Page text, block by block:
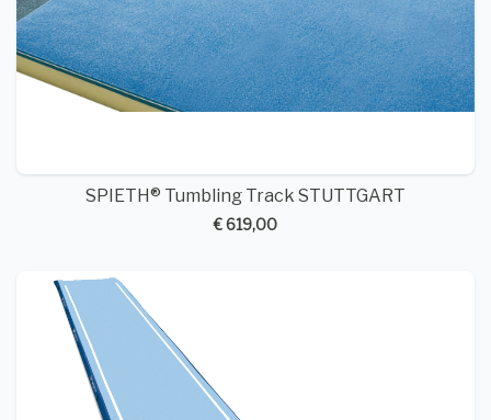
SPIETH® Tumbling Track STUTTGART
€ 619,00